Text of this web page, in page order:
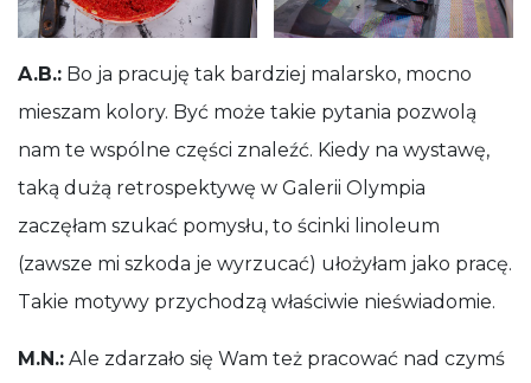
A.B.: Bo ja pracuję tak bardziej malarsko, mocno
mieszam kolory. Być może takie pytania pozwolą
nam te wspólne części znaleźć. Kiedy na wystawę,
taką dużą retrospektywę w Galerii Olympia
zaczęłam szukać pomysłu, to ścinki linoleum
(zawsze mi szkoda je wyrzucać) ułożyłam jako pracę.
Takie motywy przychodzą właściwie nieświadomie.
M.N.: Ale zdarzało się Wam też pracować nad czymś